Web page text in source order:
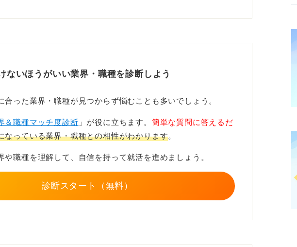
どうかの分かれ目になります。
識やスキルから逆算して計画を練ろう
、プログラミングスキルの習得と、職種への理解です。
ーになるために必要な知識やスキルを理解し、そこから逆算的
てましょう。段階的にスモールステップをおこなえるかが問わ
ために職業訓練校などを利用することも一つの方法です。ご本
に必要な費用などを考慮しましょう。費用の計画を立てること
ないほうがいい業界・職種を診断しよう
合った業界・職種が見つからず悩むことも多いでしょう。
＆職種マッチ度診断 」が役に立ちます。 簡単な質問に答えるだ
なっている業界・職種との相性がわかります。
や職種を理解して、自信を持って就活を進めましょう。
診断スタート（無料）